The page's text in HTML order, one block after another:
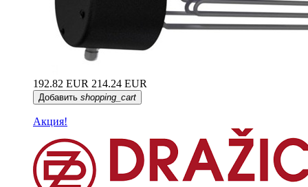
192.82 EUR 214.24 EUR
Добавить shopping_cart
Акция!